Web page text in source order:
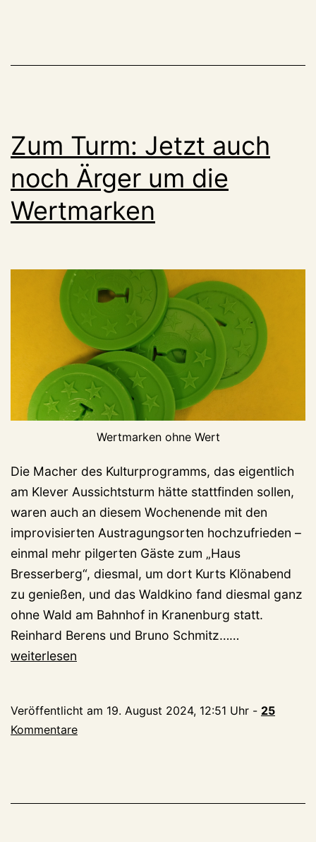
April
am
Aussichtsturm
Zum Turm: Jetzt auch
noch Ärger um die
Wertmarken
Wertmarken ohne Wert
Die Macher des Kulturprogramms, das eigentlich
am Klever Aussichtsturm hätte stattfinden sollen,
waren auch an diesem Wochenende mit den
improvisierten Austragungsorten hochzufrieden –
einmal mehr pilgerten Gäste zum „Haus
Bresserberg“, diesmal, um dort Kurts Klönabend
zu genießen, und das Waldkino fand diesmal ganz
ohne Wald am Bahnhof in Kranenburg statt.
Reinhard Berens und Bruno Schmitz……
noch
weiterlesen
Veröffentlicht am 19. August 2024, 12:51 Uhr - 25
Kommentare